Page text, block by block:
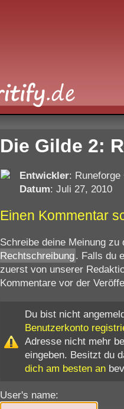
Die Gilde 2:
Entwickler: Runeforge
Datum: Juli 27, 2010
Einen Kommentar
Schreibe deine Meinung
Rechtschreibung. Falls du
zuerst von unserer
Kommentare vor der
Du bist nicht
Benutzerkonto
Adresse nicht mehr
eingeben. Besitzt du
dich am besten an
User's name: